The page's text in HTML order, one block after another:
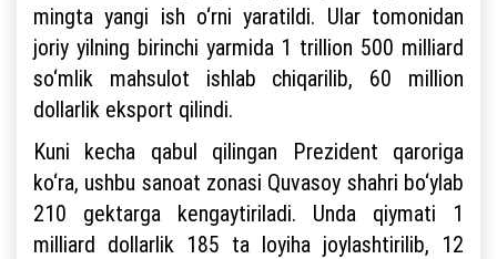
mingta yangi ish o‘rni yaratildi. Ular tomonidan
joriy yilning birinchi yarmida 1 trillion 500 milliard
so‘mlik mahsulot ishlab chiqarilib, 60 million
dollarlik eksport qilindi.
Kuni kecha qabul qilingan Prezident qaroriga
ko‘ra, ushbu sanoat zonasi Quvasoy shahri bo‘ylab
210 gektarga kengaytiriladi. Unda qiymati 1
milliard dollarlik 185 ta loyiha joylashtirilib, 12